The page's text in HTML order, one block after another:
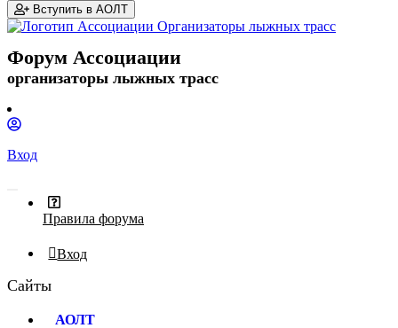
Вступить в АОЛТ
Форум Ассоциации
организаторы лыжных трасс
Вход
Правила форума
Вход
Сайты
АОЛТ